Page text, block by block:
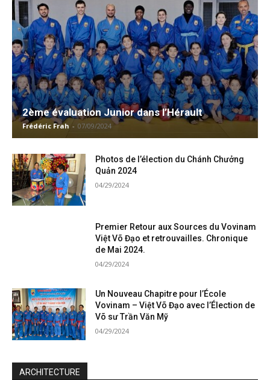
2ème évaluation Junior dans l’Hérault
Frédéric Frah - 07/09/2024
Photos de l’élection du Chánh Chưởng
Quản 2024
04/29/2024
Premier Retour aux Sources du Vovinam
Việt Võ Đạo et retrouvailles. Chronique
de Mai 2024.
04/29/2024
Un Nouveau Chapitre pour l’École
Vovinam – Việt Võ Đạo avec l’Élection de
Võ sư Trần Văn Mỹ
04/29/2024
ARCHITECTURE